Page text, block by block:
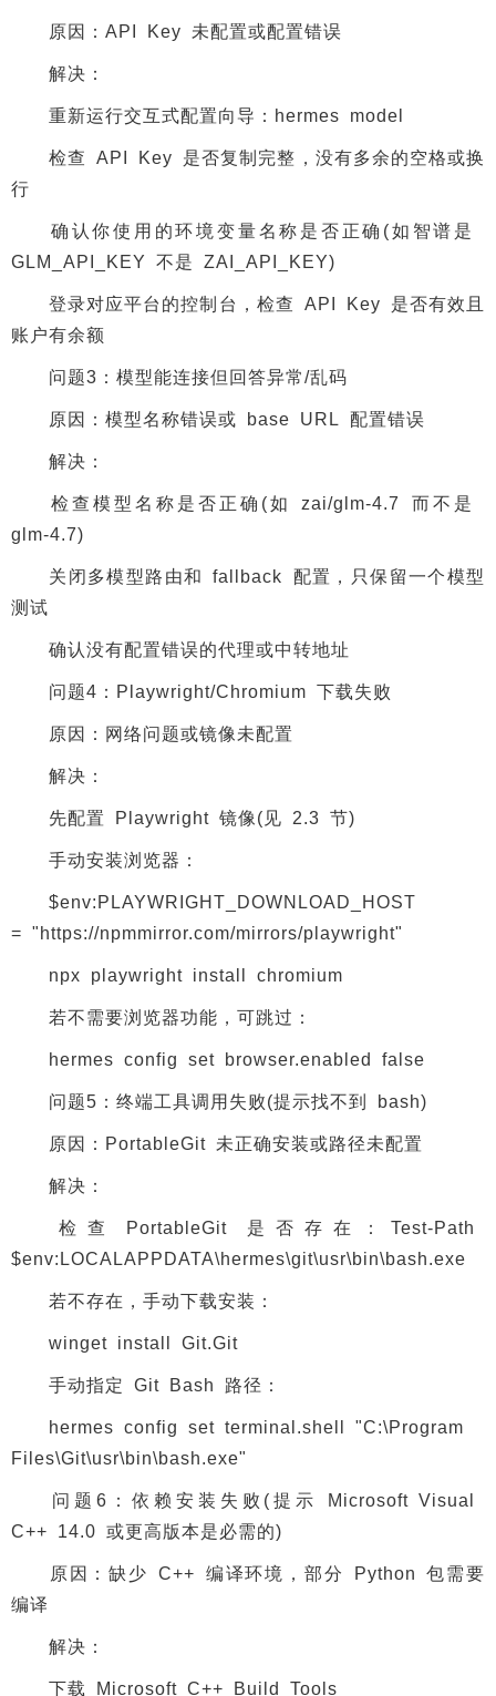
原因：API Key 未配置或配置错误
解决：
重新运行交互式配置向导：hermes model
检查 API Key 是否复制完整，没有多余的空格或换
行
确认你使用的环境变量名称是否正确(如智谱是
GLM_API_KEY 不是 ZAI_API_KEY)
登录对应平台的控制台，检查 API Key 是否有效且
账户有余额
问题3：模型能连接但回答异常/乱码
原因：模型名称错误或 base URL 配置错误
解决：
检查模型名称是否正确(如 zai/glm-4.7 而不是
glm-4.7)
关闭多模型路由和 fallback 配置，只保留一个模型
测试
确认没有配置错误的代理或中转地址
问题4：Playwright/Chromium 下载失败
原因：网络问题或镜像未配置
解决：
先配置 Playwright 镜像(见 2.3 节)
手动安装浏览器：
$env:PLAYWRIGHT_DOWNLOAD_HOST
= "https://npmmirror.com/mirrors/playwright"
npx playwright install chromium
若不需要浏览器功能，可跳过：
hermes config set browser.enabled false
问题5：终端工具调用失败(提示找不到 bash)
原因：PortableGit 未正确安装或路径未配置
解决：
检查 PortableGit 是否存在：Test-Path
$env:LOCALAPPDATA\hermes\git\usr\bin\bash.exe
若不存在，手动下载安装：
winget install Git.Git
手动指定 Git Bash 路径：
hermes config set terminal.shell "C:\Program
Files\Git\usr\bin\bash.exe"
问题6：依赖安装失败(提示 Microsoft Visual
C++ 14.0 或更高版本是必需的)
原因：缺少 C++ 编译环境，部分 Python 包需要
编译
解决：
下载 Microsoft C++ Build Tools